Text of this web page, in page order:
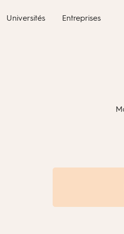
Universités Entreprises